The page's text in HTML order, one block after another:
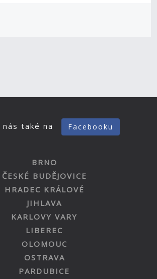
také na Facebooku
BRNO
ČESKÉ BUDĚJOVICE
HRADEC KRÁLOVÉ
JIHLAVA
KARLOVY VARY
LIBEREC
OLOMOUC
OSTRAVA
PARDUBICE